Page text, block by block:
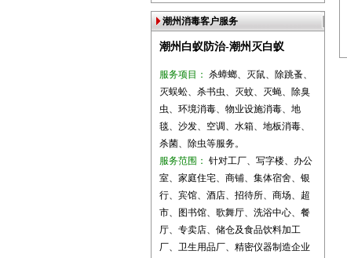
潮州消毒客户服务
潮州白蚁防治-潮州灭白蚁
服务项目： 杀蟑螂、灭鼠、除跳蚤、
灭蜈蚣、杀书虫、灭蚊、灭蝇、除臭
虫、环境消毒、物业设施消毒、地
毯、沙发、空调、水箱、地板消毒、
杀菌、除虫等服务。
服务范围： 针对工厂、写字楼、办公
室、家庭住宅、商铺、集体宿舍、银
行、宾馆、酒店、招待所、商场、超
市、图书馆、歌舞厅、洗浴中心、餐
厅、专卖店、储仓及食品饮料加工
厂、卫生用品厂、精密仪器制造企业